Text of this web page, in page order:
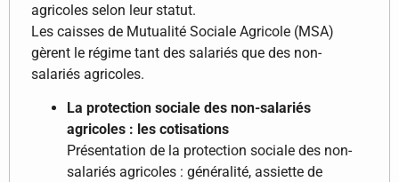
agricoles selon leur statut.
Les caisses de Mutualité Sociale Agricole (MSA)
gèrent le régime tant des salariés que des non-
salariés agricoles.
La protection sociale des non-salariés
agricoles : les cotisations
Présentation de la protection sociale des non-
salariés agricoles : généralité, assiette de